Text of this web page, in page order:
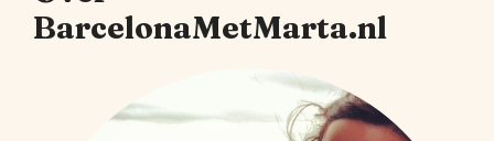
BarcelonaMetMarta.nl